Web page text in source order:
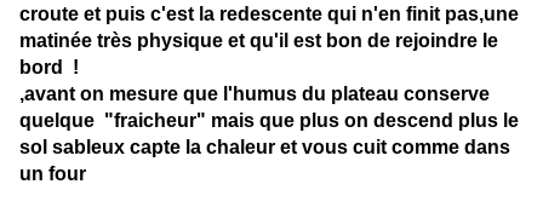
croute et puis c'est la redescente qui n'en finit pas,une
matinée très physique et qu'il est bon de rejoindre le
bord !
,avant on mesure que l'humus du plateau conserve
quelque "fraicheur" mais que plus on descend plus le
sol sableux capte la chaleur et vous cuit comme dans
un four